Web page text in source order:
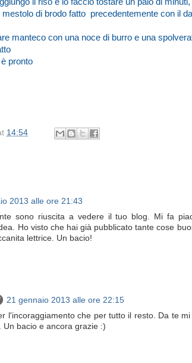
di brodo fatto precedentemente con il
manteco con una noce di burro e una
è pronto
14:54
2013 alle ore 21:43
sono riuscita a vedere il tuo blog. Mi fa
Ho visto che hai già pubblicato tante cose
lettrice. Un bacio!
21 gennaio 2013 alle ore 22:15
l'incoraggiamento che per tutto il resto. Da te
Un bacio e ancora grazie :)